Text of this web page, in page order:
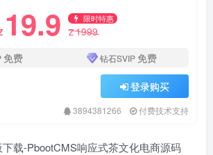
19.9 限时特惠
Z1999
免费 钻石SVIP免费
登录购买
3894381266 付费技术支持
载-PbootCMS响应式茶文化电商源码